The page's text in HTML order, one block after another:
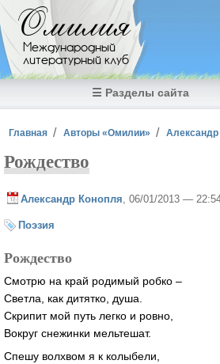
Перейти к основному содержанию
Омилия
Международный
литературный клуб
☰ Разделы сайта
Вы здесь
Главная Авторы «Омилии» Александр
Рождество
Александр Конопля , 06/01/2013 —
Поэзия
Рождество
Смотрю на край родимый робко –
Светла, как дитятко, душа.
Скрипит мой путь легко и ровно,
Вокруг снежинки мельтешат.
Спешу волхвом я к колыбели,